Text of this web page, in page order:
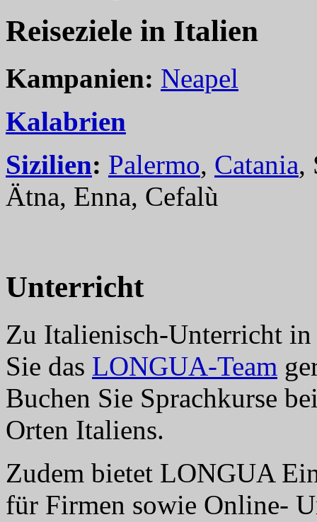
Reiseziele in Italien
Kampanien: Neapel
Kalabrien
Sizilien: Palermo, Catania,
Ätna, Enna, Cefalù
Unterricht
Zu Italienisch-Unterricht
Sie das LONGUA-Team
Buchen Sie Sprachkurse
Orten Italiens.
Zudem bietet LONGUA
für Firmen sowie Online-